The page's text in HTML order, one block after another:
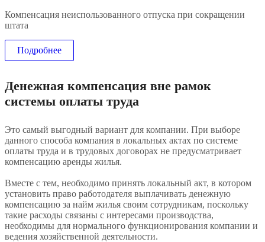
Компенсация неиспользованного отпуска при сокращении
штата
Подробнее
Денежная компенсация вне рамок
системы оплаты труда
Это самый выгодный вариант для компании. При выборе
данного способа компания в локальных актах по системе
оплаты труда и в трудовых договорах не предусматривает
компенсацию аренды жилья.
Вместе с тем, необходимо принять локальный акт, в котором
установить право работодателя выплачивать денежную
компенсацию за найм жилья своим сотрудникам, поскольку
такие расходы связаны с интересами производства,
необходимы для нормального функционирования компании и
ведения хозяйственной деятельности.